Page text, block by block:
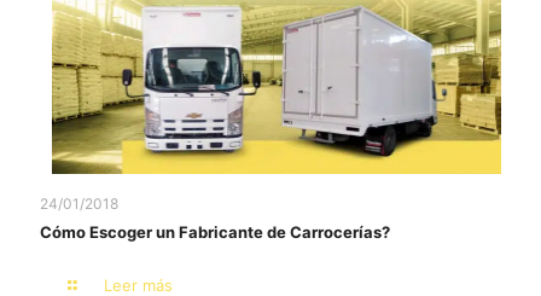
24/01/2018
Cómo Escoger un Fabricante de Carrocerías?
Leer más